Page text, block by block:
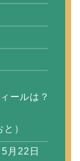
ールは？
）
月22日